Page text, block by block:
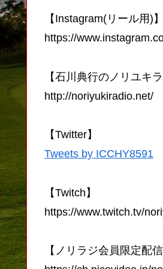
【Instagram(リール用)】
https://
【石川典行のノリユキ
http://noriyukiradio.net/
【Twitter】
Tweets by ICCHY8591
【Twitch】
https://www.twitch.tv/
【ノリラジ会員限定配